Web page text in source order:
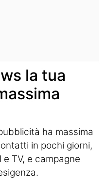
la tua
ha massima
in pochi giorni,
TV, e campagne